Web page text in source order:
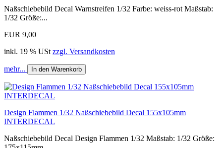
Naßschiebebild Decal Warnstreifen 1/32 Farbe: weiss-rot Maßstab:
1/32 Größe:...
EUR 9,00
inkl. 19 % USt zzgl. Versandkosten
mehr... In den Warenkorb
Design Flammen 1/32 Naßschiebebild Decal 155x105mm
INTERDECAL
Naßschiebebild Decal Design Flammen 1/32 Maßstab: 1/32 Größe: